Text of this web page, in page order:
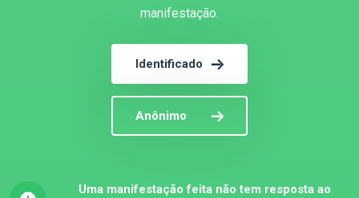
manifestação.
Identificado
Anônimo
Uma manifestação feita não tem resposta ao